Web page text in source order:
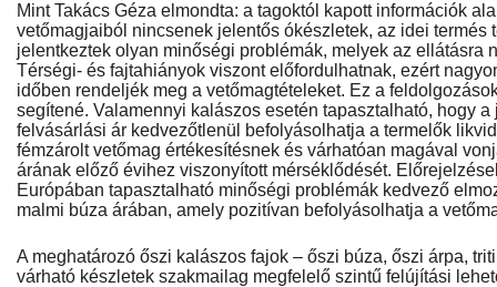
Mint Takács Géza elmondta: a tagoktól kapott információk
vetőmagjaiból nincsenek jelentős ókészletek, az idei termés
jelentkeztek olyan minőségi problémák, melyek az ellátásra
Térségi- és fajtahiányok viszont előfordulhatnak, ezért
időben rendeljék meg a vetőmagtételeket. Ez a
segítené. Valamennyi kalászos esetén tapasztalható, hogy
felvásárlási ár kedvezőtlenül befolyásolhatja a termelők
fémzárolt vetőmag értékesítésnek és várhatóan magával
árának előző évihez viszonyított mérséklődését.
Európában tapasztalható minőségi problémák kedvező
malmi búza árában, amely pozitívan befolyásolhatja a
A meghatározó őszi kalászos fajok – őszi búza, őszi árpa,
várható készletek szakmailag megfelelő szintű felújítási